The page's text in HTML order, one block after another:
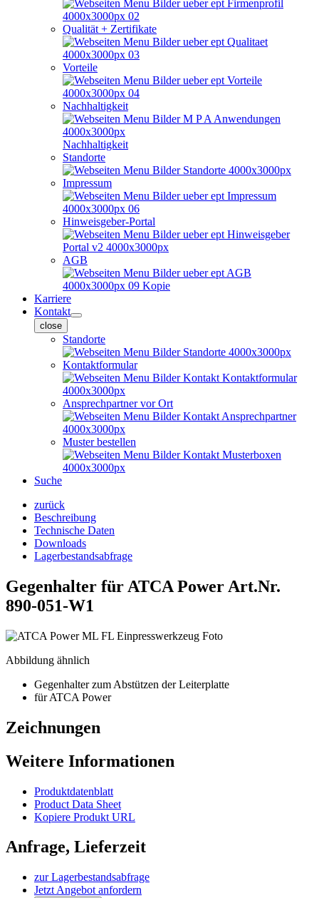
Qualität + Zertifikate
Vorteile
Nachhaltigkeit
Nachhaltigkeit
Standorte
Impressum
Hinweisgeber-Portal
AGB
Karriere
Kontakt
close
Standorte
Kontaktformular
Ansprechpartner vor Ort
Muster bestellen
Suche
zurück
Beschreibung
Technische Daten
Downloads
Lagerbestandsabfrage
Gegenhalter für ATCA Power Art.Nr.
890-051-W1
Abbildung ähnlich
Gegenhalter zum Abstützen der Leiterplatte
für ATCA Power
Zeichnungen
Weitere Informationen
Produktdatenblatt
Product Data Sheet
Kopiere Produkt URL
Anfrage, Lieferzeit
zur Lagerbestandsabfrage
Jetzt Angebot anfordern